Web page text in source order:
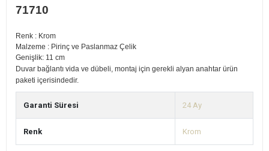
71710
Renk : Krom
Malzeme : Pirinç ve Paslanmaz Çelik
Genişlik: 11 cm
Duvar bağlantı vida ve dübeli, montaj için gerekli alyan anahtar ürün
paketi içerisindedir.
Garanti Süresi 24 Ay
Renk Krom